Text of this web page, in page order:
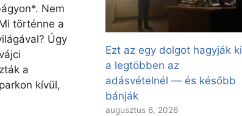
Nem
történne a
Úgy
a
kívül,
Ezt az egy dolgot hagyják ki
a legtöbben az
adásvételnél — és később
bánják
augusztus 6, 2026